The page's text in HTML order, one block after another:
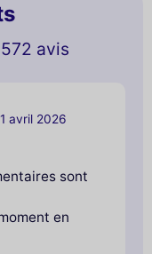
avis
avril 2026
sont
en